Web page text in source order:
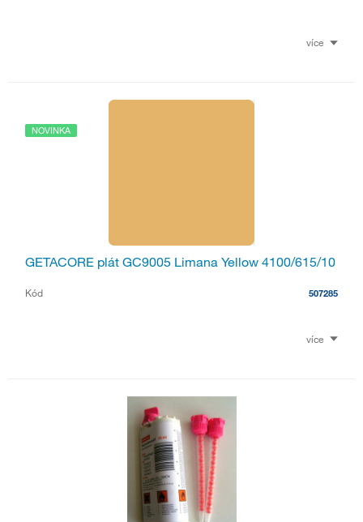
více
NOVINKA
GETACORE plát GC9005 Limana Yellow 4100/615/10
Kód 507285
více